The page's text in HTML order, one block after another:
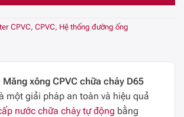
CPVC, CPVC, Hệ thống đường ống
Măng xông CPVC chữa cháy D65
một giải pháp an toàn và hiệu quả
nước chữa cháy tự động bằng